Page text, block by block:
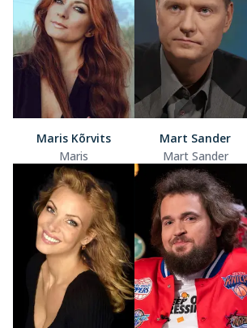
Maris Kõrvits
Maris
Mart Sander
Mart Sander